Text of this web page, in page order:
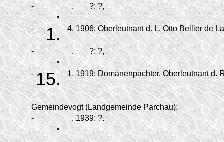
- . . ?: ?,
- 1. 4. 1906: Oberleutnant d. L. Otto Bellier de
- . . ?: ?,
- 15. 1. 1919: Domänenpächter, Oberleutnant d.
Gemeindevogt (Landgemeinde Parchau):
-
. . 1939: ?.